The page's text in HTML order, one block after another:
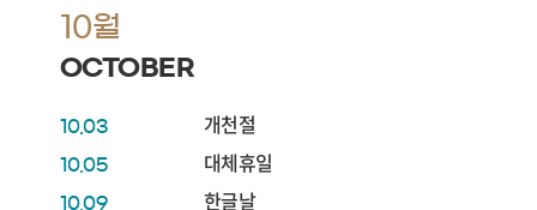
10월
OCTOBER
10.03 개천절
10.05 대체휴일
10.09 한글날